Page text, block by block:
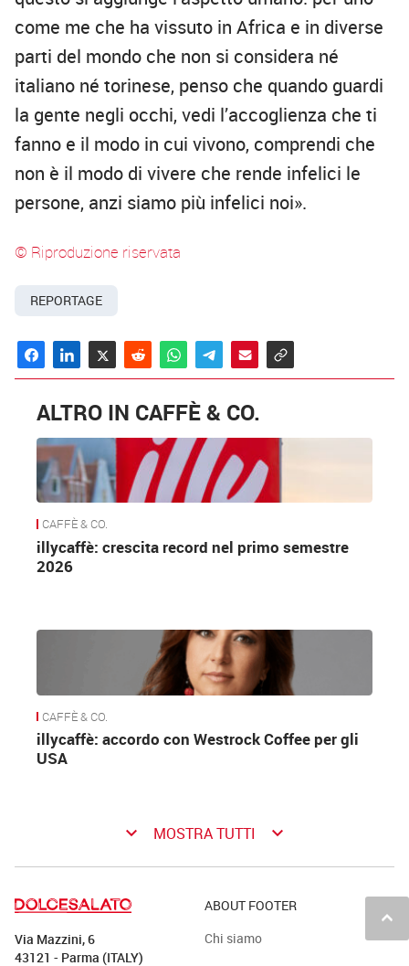
come me che ha vissuto in Africa e in diverse
parti del mondo che non si considera né
italiano né torinese, penso che quando guardi
la gente negli occhi, vedi l’accoglienza che ti
fanno e il modo in cui vivono, comprendi che
non è il modo di vivere che rende infelici le
persone, anzi siamo più infelici noi».
© Riproduzione riservata
REPORTAGE
ALTRO IN CAFFÈ & CO.
CAFFÈ & CO.
illycaffè: crescita record nel primo semestre
2026
CAFFÈ & CO.
illycaffè: accordo con Westrock Coffee per gli
USA
keyboard_arrow_down MOSTRA TUTTI keyboard_arrow_down
keyboard_arrow_up
Via Mazzini, 6
43121 - Parma (ITALY)
ABOUT FOOTER
Chi siamo